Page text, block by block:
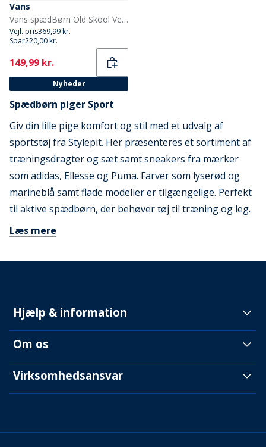
Vans
Vans spædBørn Old Skool Velcro Træningssko Sort
Vejl. pris369,99 kr.
Spar220,00 kr.
Current
149,99 kr.
Nyheder
Spædbørn piger Sport
Giv din lille pige komfort og stil med et udvalg af
sportstøj fra Stylepit. Her præsenteres et sortiment af
træningsdragter og sæt samt sneakers fra mærker
som adidas, Ellesse og Puma. Farver som lyserød og
marineblå samt flade modeller er tilgængelige. Perfekt
til aktive spædbørn, der behøver tøj til træning og leg.
Læs mere
Hjælp & information
Om os
Virksomhedsansvar